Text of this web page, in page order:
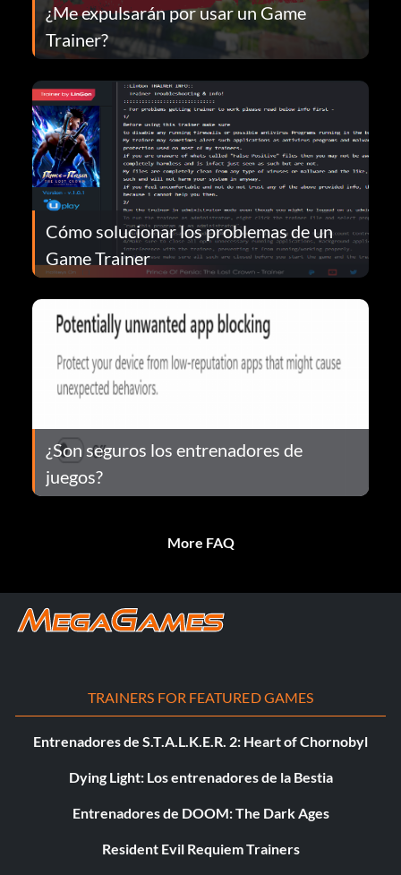
¿Me expulsarán por usar un Game
Trainer?
Cómo solucionar los problemas de un
Game Trainer
¿Son seguros los entrenadores de
juegos?
More FAQ
TRAINERS FOR FEATURED GAMES
Entrenadores de S.T.A.L.K.E.R. 2: Heart of Chornobyl
Dying Light: Los entrenadores de la Bestia
Entrenadores de DOOM: The Dark Ages
Resident Evil Requiem Trainers